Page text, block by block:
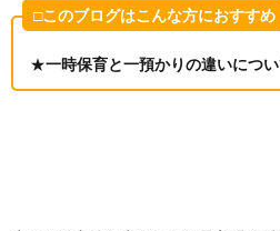
□このブログはこんな方におすすめ
★一時保育と一預かりの違いにつ